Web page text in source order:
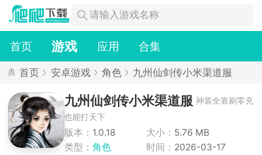
首页 游戏 应用 合集
首页 安卓游戏 角色 九州仙剑传小米渠道服
九州仙剑传小米渠道服 神装全靠刷零充
也能打天下
版本： 1.0.18 大小： 5.76 MB
类型： 角色 时间： 2026-03-17